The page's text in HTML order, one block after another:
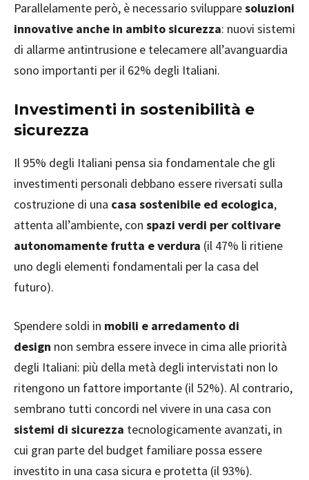
Parallelamente però, è necessario svilupparesoluzioni
innovative anche in ambito sicurezza: nuovi sistemi
di allarme antintrusione e telecamere all’avanguardia
sono importanti per il 62% degli Italiani.
Investimenti in sostenibilità e
sicurezza
Il 95% degli Italiani pensa sia fondamentale che gli
investimenti personali debbano essere riversati sulla
costruzione di una casa sostenibile ed ecologica,
attenta all’ambiente, con spazi verdi per coltivare
autonomamente frutta e verdura (il 47% li ritiene
uno degli elementi fondamentali per la casa del
futuro).
Spendere soldi in mobili e arredamento di
design non sembra essere invece in cima alle priorità
degli Italiani: più della metà degli intervistati non lo
ritengono un fattore importante (il 52%). Al contrario,
sembrano tutti concordi nel vivere in una casa con
sistemi di sicurezza tecnologicamente avanzati, in
cui gran parte del budget familiare possa essere
investito in una casa sicura e protetta (il 93%).